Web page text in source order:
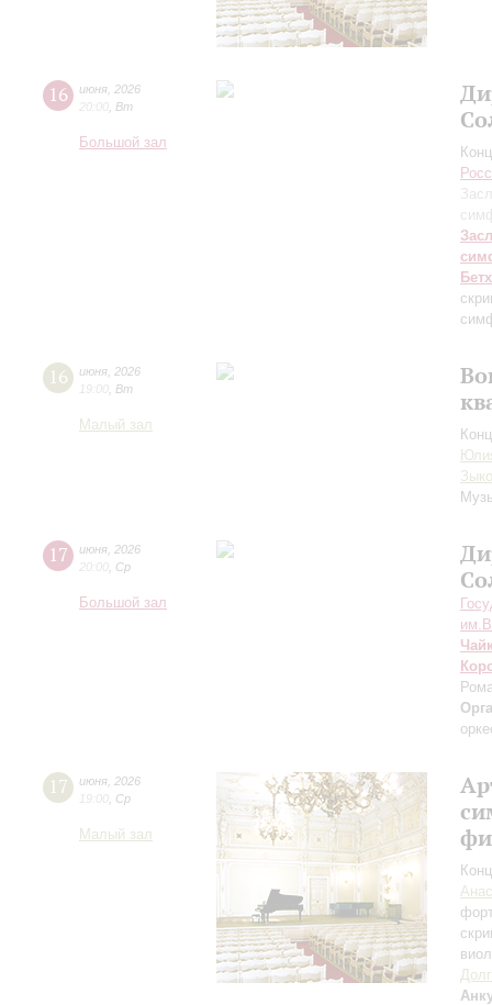
16 июня 2026
20:00 Вт
Большой зал
16 июня 2026
19:00 Вт
Малый зал
17 июня 2026
20:00 Ср
Большой зал
17 июня 2026
19:00 Ср
Малый зал